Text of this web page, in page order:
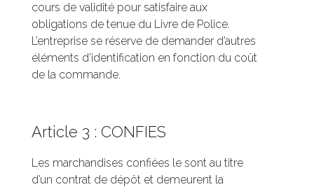
cours de validité pour satisfaire aux
obligations de tenue du Livre de Police.
L’entreprise se réserve de demander d’autres
éléments d’identification en fonction du coût
de la commande.
Article 3 : CONFIES
Les marchandises confiées le sont au titre
d’un contrat de dépôt et demeurent la